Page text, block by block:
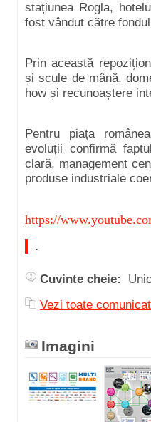
stațiunea Rogla,
fost vândut către
Prin această
și scule de mână,
how și recunoaștere
Pentru piața
evoluții confirmă
clară, management
produse industriale
https://
.
Cuvinte cheie:
Vezi toate
Imagini